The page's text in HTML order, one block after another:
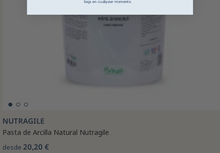
NUTRAGILE
Pasta de Arcilla Natural Nutragile
desde 20,20 €
baja en cualquier momento.